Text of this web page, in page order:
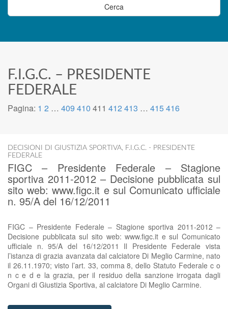
F.I.G.C. – PRESIDENTE
FEDERALE
Pagina: 1 2 … 409 410 411 412 413 … 415416
DECISIONI DI GIUSTIZIA SPORTIVA, F.I.G.C. - PRESIDENTE
FEDERALE
FIGC – Presidente Federale – Stagione
sportiva 2011-2012 – Decisione pubblicata sul
sito web: www.figc.it e sul Comunicato ufficiale
n. 95/A del 16/12/2011
FIGC – Presidente Federale – Stagione sportiva 2011-2012 –
Decisione pubblicata sul sito web: www.figc.it e sul Comunicato
ufficiale n. 95/A del 16/12/2011 Il Presidente Federale vista
l’istanza di grazia avanzata dal calciatore Di Meglio Carmine, nato
il 26.11.1970; visto l’art. 33, comma 8, dello Statuto Federale c o
n c e d e la grazia, per il residuo della sanzione irrogata dagli
Organi di Giustizia Sportiva, al calciatore Di Meglio Carmine.